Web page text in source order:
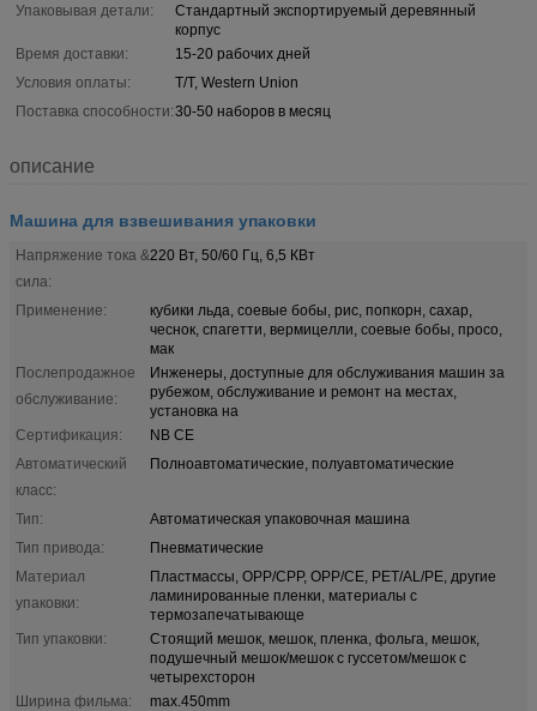
Упаковывая детали:
Стандартный экспортируемый деревянный
корпус
Время доставки:
15-20 рабочих дней
Условия оплаты:
T/T, Western Union
Поставка способности:30-50 наборов в месяц
описание
Машина для взвешивания упаковки
Напряжение тока &
сила:
220 Вт, 50/60 Гц, 6,5 КВт
Применение:
кубики льда, соевые бобы, рис, попкорн, сахар,
чеснок, спагетти, вермицелли, соевые бобы, просо,
мак
Послепродажное
обслуживание:
Инженеры, доступные для обслуживания машин за
рубежом, обслуживание и ремонт на местах,
установка на
Сертификация:
NB CE
Автоматический
класс:
Полноавтоматические, полуавтоматические
Тип:
Автоматическая упаковочная машина
Тип привода:
Пневматические
Материал
упаковки:
Пластмассы, OPP/CPP, OPP/CE, PET/AL/PE, другие
ламинированные пленки, материалы с
термозапечатывающе
Тип упаковки:
Стоящий мешок, мешок, пленка, фольга, мешок,
подушечный мешок/мешок с гуссетом/мешок с
четырехсторон
Ширина фильма:
max.450mm